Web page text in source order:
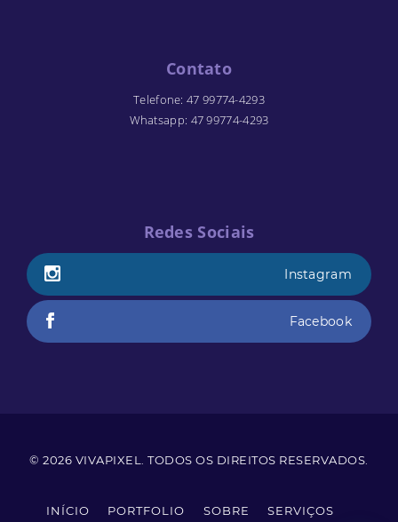
Contato
Telefone:47 99774-4293
Whatsapp: 47 99774-4293
Redes Sociais
Instagram
Facebook
© 2026 VIVAPIXEL . TODOS OS DIREITOS RESERVADOS.
INÍCIO PORTFOLIO SOBRE SERVIÇOS